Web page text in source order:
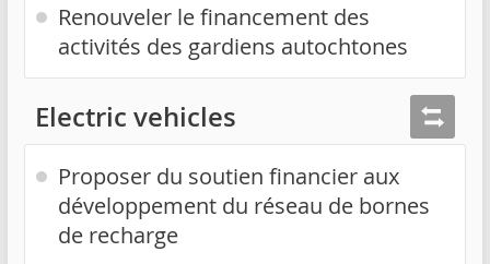
Renouveler le financement des
activités des gardiens autochtones
Electric vehicles
Proposer du soutien financier aux
développement du réseau de bornes
de recharge